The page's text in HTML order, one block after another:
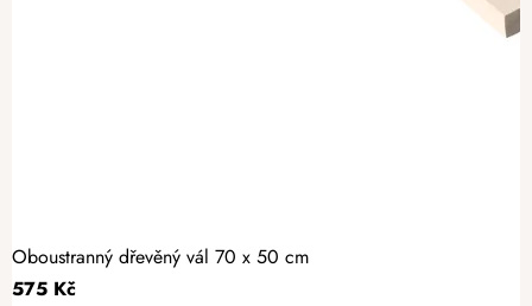
Oboustranný dřevěný vál 70 x 50 cm
575 Kč